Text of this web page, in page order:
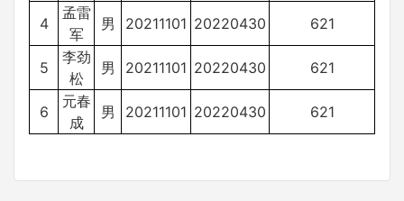
4
孟雷
军
男 20211101 20220430 621
5
李劲
松
男 20211101 20220430 621
6
元春
成
男 20211101 20220430 621